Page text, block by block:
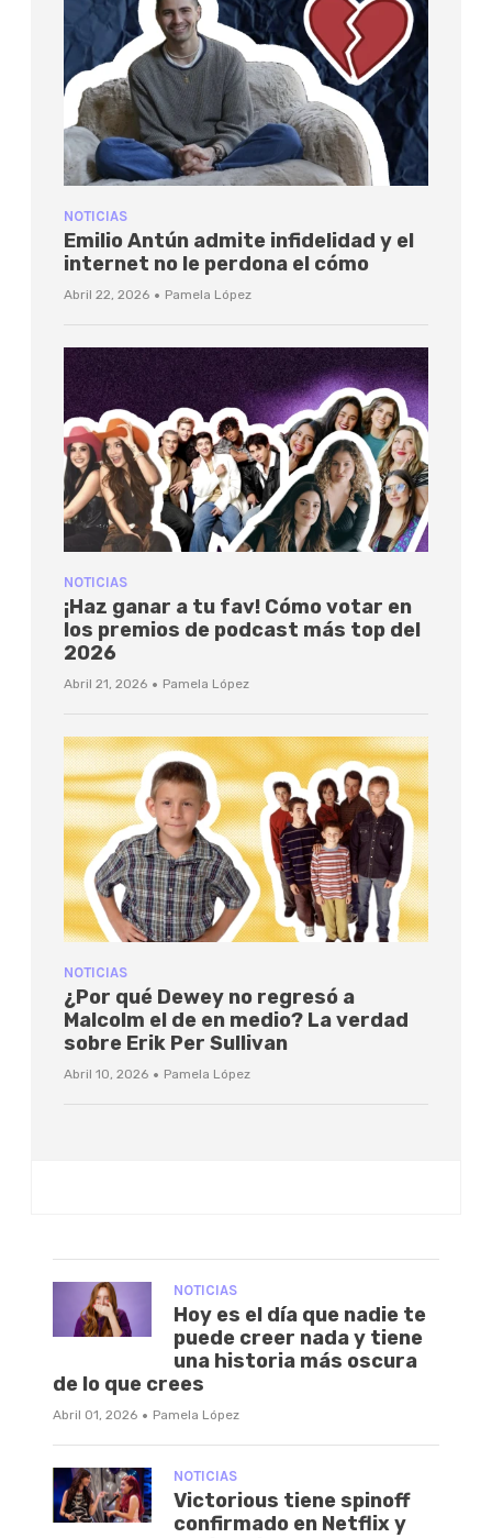
NOTICIAS
Emilio Antún admite infidelidad y el
internet no le perdona el cómo
Abril 22, 2026 · Pamela López
NOTICIAS
¡Haz ganar a tu fav! Cómo votar en
los premios de podcast más top del
2026
Abril 21, 2026 · Pamela López
NOTICIAS
¿Por qué Dewey no regresó a
Malcolm el de en medio? La verdad
sobre Erik Per Sullivan
Abril 10, 2026 · Pamela López
NOTICIAS
Hoy es el día que nadie te
puede creer nada y tiene
una historia más oscura
de lo que crees
Abril 01, 2026 · Pamela López
NOTICIAS
Victorious tiene spinoff
confirmado en Netflix y